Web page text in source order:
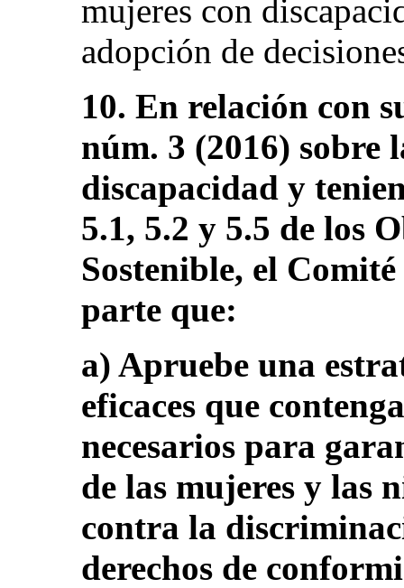
mujeres con
adopción de
10. En relación con
núm. 3 (2016) sobre
discapacidad y
5.1, 5.2 y 5.5 de los
Sostenible, el
parte que:
a) Apruebe una
eficaces que
necesarios para
de las mujeres y las
contra la
derechos de